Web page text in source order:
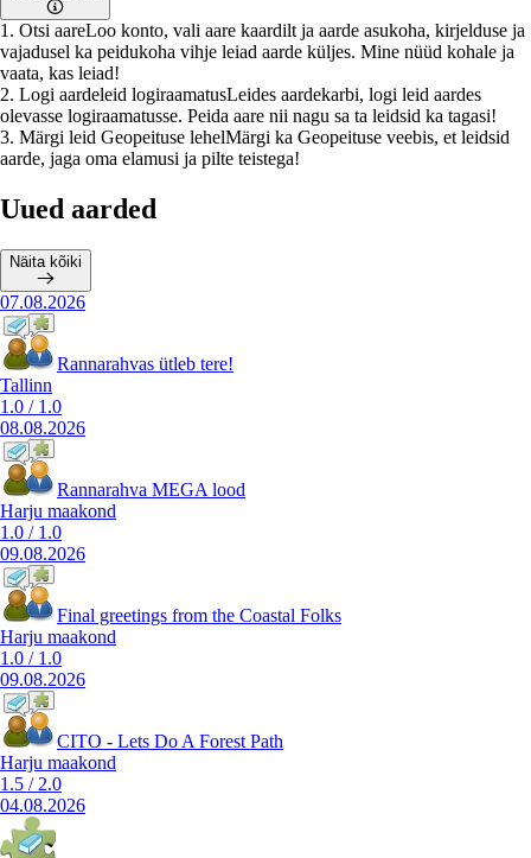
1 . Otsi aareLoo konto, vali aare kaardilt ja aarde asukoha, kirjelduse ja
vajadusel ka peidukoha vihje leiad aarde küljes. Mine nüüd kohale ja
vaata, kas leiad!
2. Logi aardeleid logiraamatusLeides aardekarbi, logi leid aardes
olevasse logiraamatusse. Peida aare nii nagu sa ta leidsid ka tagasi!
3. Märgi leid Geopeituse lehelMärgi ka Geopeituse veebis, et leidsid
aarde, jaga oma elamusi ja pilte teistega!
Uued aarded
Näita kõiki
07.08.2026
Rannarahvas ütleb tere!
Tallinn
1.0 / 1.0
08.08.2026
Rannarahva MEGA lood
Harju maakond
1.0 / 1.0
09.08.2026
Final greetings from the Coastal Folks
Harju maakond
1.0 / 1.0
09.08.2026
CITO - Lets Do A Forest Path
Harju maakond
1.5 / 2.0
04.08.2026